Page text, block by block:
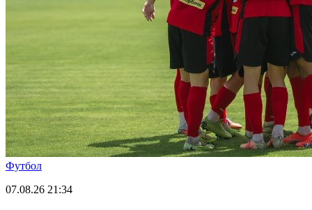
Футбол
07.08.26 21:34